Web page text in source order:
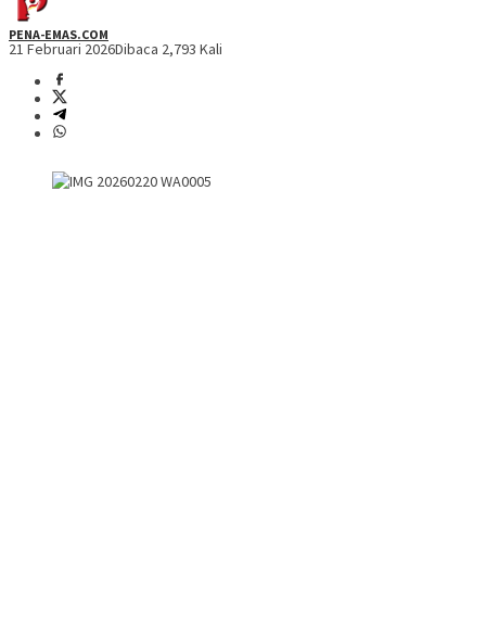
PENA-EMAS.COM
21 Februari 2026Dibaca 2,793 Kali